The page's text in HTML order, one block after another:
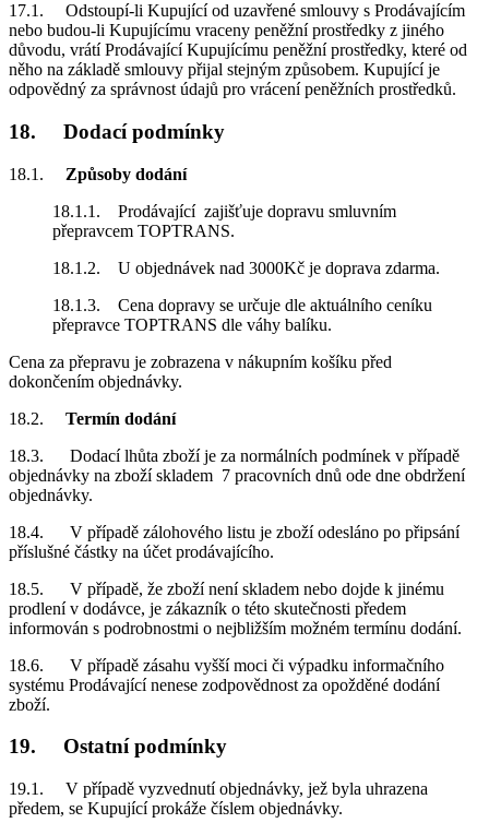
17.1. Odstoupí-li Kupující od uzavřené smlouvy s Prodávajícím
nebo budou-li Kupujícímu vraceny peněžní prostředky z jiného
důvodu, vrátí Prodávající Kupujícímu peněžní prostředky, které od
něho na základě smlouvy přijal stejným způsobem. Kupující je
odpovědný za správnost údajů pro vrácení peněžních prostředků.
18. Dodací podmínky
18.1. Způsoby dodání
18.1.1. Prodávající zajišťuje dopravu smluvním
přepravcem TOPTRANS.
18.1.2. U objednávek nad 3000Kč je doprava zdarma.
18.1.3. Cena dopravy se určuje dle aktuálního ceníku
přepravce TOPTRANS dle váhy balíku.
Cena za přepravu je zobrazena v nákupním košíku před
dokončením objednávky.
18.2. Termín dodání
18.3. Dodací lhůta zboží je za normálních podmínek v případě
objednávky na zboží skladem 7 pracovních dnů ode dne obdržení
objednávky.
18.4. V případě zálohového listu je zboží odesláno po připsání
příslušné částky na účet prodávajícího.
18.5. V případě, že zboží není skladem nebo dojde k jinému
prodlení v dodávce, je zákazník o této skutečnosti předem
informován s podrobnostmi o nejbližším možném termínu dodání.
18.6. V případě zásahu vyšší moci či výpadku informačního
systému Prodávající nenese zodpovědnost za opožděné dodání
zboží.
19. Ostatní podmínky
19.1. V případě vyzvednutí objednávky, jež byla uhrazena
předem, se Kupující prokáže číslem objednávky.